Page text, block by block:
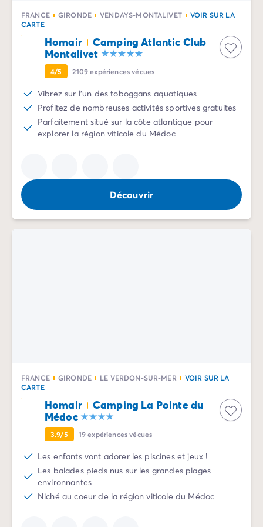
Camping Basse-Normandie
Camping Calvados
Camping Manche
Camping Haute-Normandie
Camping Pays de la Loire
Camping Guerande
Camping Le-Croisic
Camping Pornic
Camping Vendée
Camping Saint-Gilles-Croix-de-Vie
Camping Saint-Hilaire-De-Riez
Camping Saint-Jean-De-Monts
Camping Poitou-Charentes
Camping Cassis
Camping Marseille
Camping Var
Camping Fréjus
Camping Hyères les Palmiers
Camping Lavandou
Camping Port Grimaud
Camping Saint-Raphaël
Camping Saint-Tropez
FRANCE GIRONDE VENDAYS-MONTALIVET
VOIR SUR LA
CARTE
Homair
Camping Atlantic Club
Montalivet
4/5 2109expériences vécues
Vibrez sur l'un des toboggans aquatiques
Profitez de nombreuses activités sportives gratuites
Parfaitement situé sur la côte atlantique pour
explorer la région viticole du Médoc
Découvrir
FRANCE GIRONDE LE VERDON-SUR-MER
VOIR SUR LA
CARTE
Homair
Camping La Pointe du
Médoc
3.9/5 19expériences vécues
Les enfants vont adorer les piscines et jeux !
Les balades pieds nus sur les grandes plages
environnantes
Niché au coeur de la région viticole du Médoc